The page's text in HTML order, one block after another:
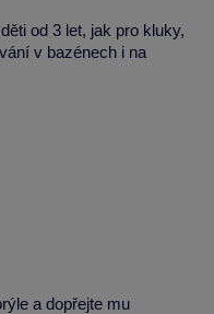
od 3 let, jak pro kluky,
v bazénech i na
a dopřejte mu